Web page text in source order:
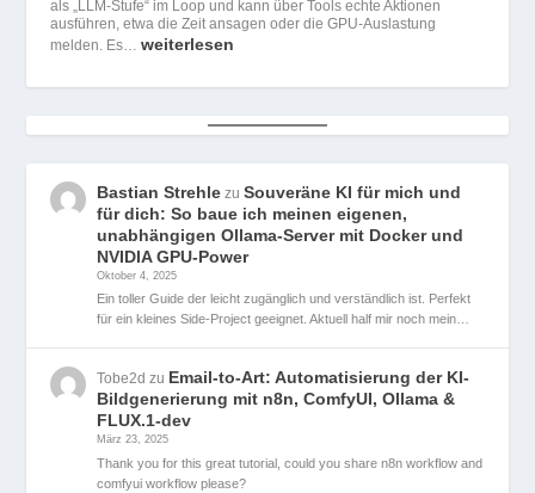
als „LLM-Stufe“ im Loop und kann über Tools echte Aktionen
ausführen, etwa die Zeit ansagen oder die GPU-Auslastung
melden. Es…weiterlesen
Bastian Strehle zuSouveräne KI für mich und
für dich: So baue ich meinen eigenen,
unabhängigen Ollama-Server mit Docker und
NVIDIA GPU-Power
Oktober 4, 2025
Ein toller Guide der leicht zugänglich und verständlich ist. Perfekt
für ein kleines Side-Project geeignet. Aktuell half mir noch mein…
Tobe2d zu Email-to-Art: Automatisierung der KI-
Bildgenerierung mit n8n, ComfyUI, Ollama &
FLUX.1-dev
März 23, 2025
Thank you for this great tutorial, could you share n8n workflow and
comfyui workflow please?